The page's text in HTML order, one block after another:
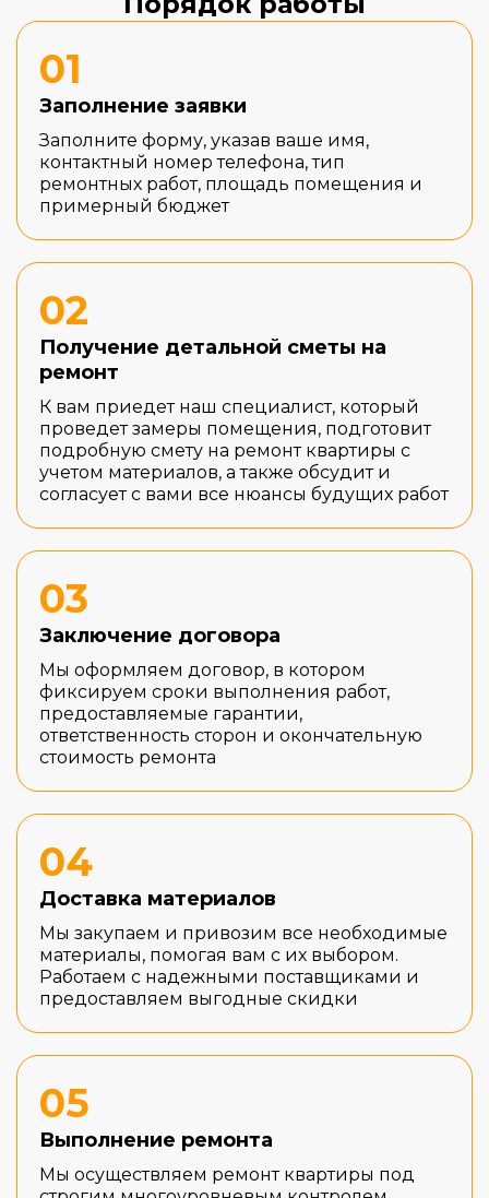
01
Заполнение заявки
Заполните форму, указав ваше имя,
контактный номер телефона, тип
ремонтных работ, площадь помещения и
примерный бюджет
02
Получение детальной сметы на
ремонт
К вам приедет наш специалист, который
проведет замеры помещения, подготовит
подробную смету на ремонт квартиры с
учетом материалов, а также обсудит и
согласует с вами все нюансы будущих работ
03
Заключение договора
Мы оформляем договор, в котором
фиксируем сроки выполнения работ,
предоставляемые гарантии,
ответственность сторон и окончательную
стоимость ремонта
04
Доставка материалов
Мы закупаем и привозим все необходимые
материалы, помогая вам с их выбором.
Работаем с надежными поставщиками и
предоставляем выгодные скидки
05
Выполнение ремонта
Мы осуществляем ремонт квартиры под